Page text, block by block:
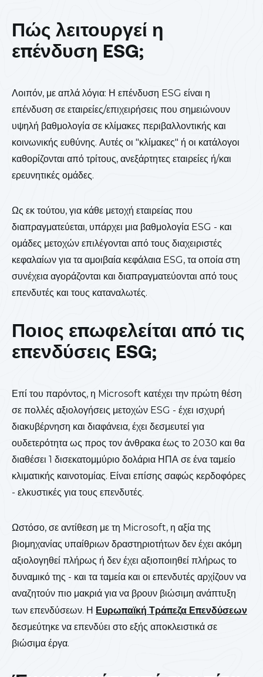
Πώς λειτουργεί η
επένδυση ESG;
Λοιπόν, με απλά λόγια: Η επένδυση ESG είναι η
επένδυση σε εταιρείες/επιχειρήσεις που σημειώνουν
υψηλή βαθμολογία σε κλίμακες περιβαλλοντικής και
κοινωνικής ευθύνης. Αυτές οι "κλίμακες" ή οι κατάλογοι
καθορίζονται από τρίτους, ανεξάρτητες εταιρείες ή/και
ερευνητικές ομάδες.
Ως εκ τούτου, για κάθε μετοχή εταιρείας που
διαπραγματεύεται, υπάρχει μια βαθμολογία ESG - και
ομάδες μετοχών επιλέγονται από τους διαχειριστές
κεφαλαίων για τα αμοιβαία κεφάλαια ESG, τα οποία στη
συνέχεια αγοράζονται και διαπραγματεύονται από τους
επενδυτές και τους καταναλωτές.
Ποιος επωφελείται από τις
επενδύσεις ESG;
Επί του παρόντος, η Microsoft κατέχει την πρώτη θέση
σε πολλές αξιολογήσεις μετοχών ESG - έχει ισχυρή
διακυβέρνηση και διαφάνεια, έχει δεσμευτεί για
ουδετερότητα ως προς τον άνθρακα έως το 2030 και θα
διαθέσει 1 δισεκατομμύριο δολάρια ΗΠΑ σε ένα ταμείο
κλιματικής καινοτομίας. Είναι επίσης σαφώς κερδοφόρες
- ελκυστικές για τους επενδυτές.
Ωστόσο, σε αντίθεση με τη Microsoft, η αξία της
βιομηχανίας υπαίθριων δραστηριοτήτων δεν έχει ακόμη
αξιολογηθεί πλήρως ή δεν έχει αξιοποιηθεί πλήρως το
δυναμικό της - και τα ταμεία και οι επενδυτές αρχίζουν να
αναζητούν πιο μακριά για να βρουν βιώσιμη ανάπτυξη
των επενδύσεων. Η Ευρωπαϊκή Τράπεζα Επενδύσεων
δεσμεύτηκε να επενδύει στο εξής αποκλειστικά σε
βιώσιμα έργα.